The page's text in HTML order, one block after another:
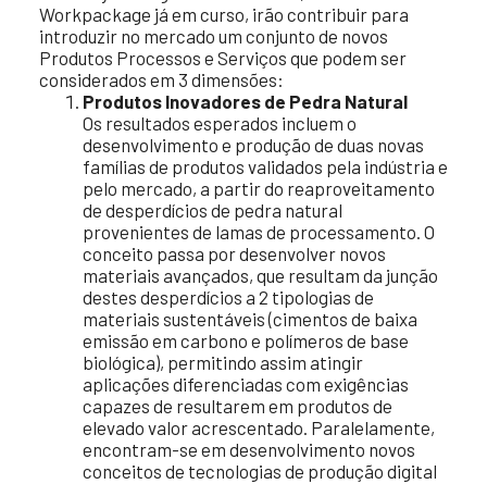
Workpackage já em curso, irão contribuir para
introduzir no mercado um conjunto de novos
Produtos Processos e Serviços que podem ser
considerados em 3 dimensões:
⁠Produtos Inovadores de Pedra Natural
Os resultados esperados incluem o
desenvolvimento e produção de duas novas
famílias de produtos validados pela indústria e
pelo mercado, a partir do reaproveitamento
de desperdícios de pedra natural
provenientes de lamas de processamento. O
conceito passa por desenvolver novos
materiais avançados, que resultam da junção
destes desperdícios a 2 tipologias de
materiais sustentáveis (cimentos de baixa
emissão em carbono e polímeros de base
biológica), permitindo assim atingir
aplicações diferenciadas com exigências
capazes de resultarem em produtos de
elevado valor acrescentado. Paralelamente,
encontram-se em desenvolvimento novos
conceitos de tecnologias de produção digital